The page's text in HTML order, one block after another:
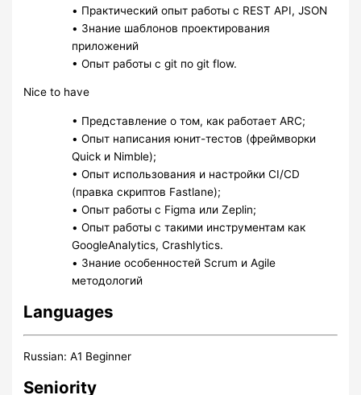
• Практический опыт работы с REST API, JSON
• Знание шаблонов проектирования
приложений
• Опыт работы с git по git flow.
Nice to have
• Представление о том, как работает ARC;
• Опыт написания юнит-тестов (фреймворки
Quick и Nimble);
• Опыт использования и настройки CI/CD
(правка скриптов Fastlane);
• Опыт работы с Figma или Zeplin;
• Опыт работы с такими инструментам как
GoogleAnalytics, Crashlytics.
• Знание особенностей Scrum и Agile
методологий
Languages
Russian: A1 Beginner
Seniority